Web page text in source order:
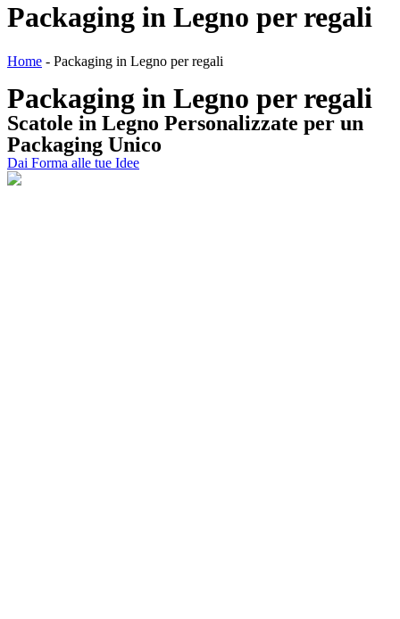
Packaging in Legno per regali
Home - Packaging in Legno per regali
Packaging in Legno per regali
Scatole in Legno Personalizzate per un
Packaging Unico
Dai Forma alle tue Idee